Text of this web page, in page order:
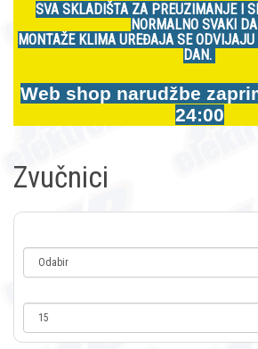
SVA SKLADIŠTA ZA PREUZIMANJE I
NORMALNO SVAKI
MONTAŽE KLIMA UREĐAJA SE ODVIJAJU
DAN.
Web shop narudžbe
24:00
Zvučnici